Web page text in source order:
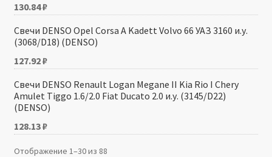
130.84₽
Свечи DENSO Opel Corsa A Kadett Volvo 66 УАЗ 3160 и.у.
(3068/D18) (DENSO)
127.92₽
Свечи DENSO Renault Logan Megane II Kia Rio I Chery
Amulet Tiggo 1.6/2.0 Fiat Ducato 2.0 и.у. (3145/D22)
(DENSO)
128.13₽
Отображение 1–30 из 88